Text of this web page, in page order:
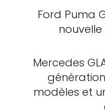
Ford Puma
Mercedes
modèles et